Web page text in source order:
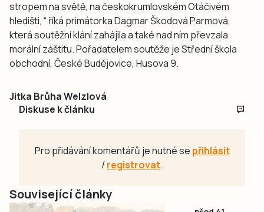
stropem na světě, na českokrumlovském Otáčivém
hledišti, “ říká primátorka Dagmar Škodová Parmová,
která soutěžní klání zahájila a také nad ním převzala
morální záštitu. Pořadatelem soutěže je Střední škola
obchodní, České Budějovice, Husova 9.
Jitka Brůha Welzlová
Diskuse k článku
Pro přidávání komentářů je nutné se přihlásit
/registrovat.
Související články